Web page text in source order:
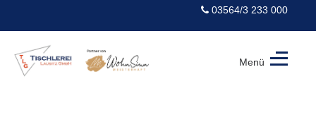
03564/3 233 000
Menü